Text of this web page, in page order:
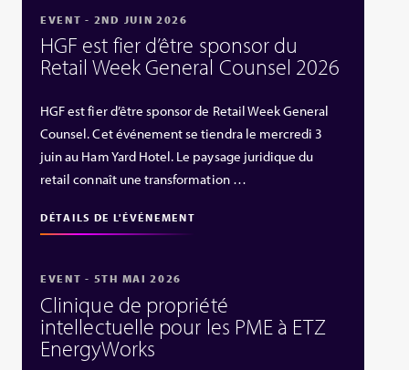
EVENT - 2ND JUIN 2026
HGF est fier d’être sponsor du
Retail Week General Counsel 2026
HGF est fier d’être sponsor de Retail Week General
Counsel. Cet événement se tiendra le mercredi 3
juin au Ham Yard Hotel. Le paysage juridique du
retail connaît une transformation …
DÉTAILS DE L'ÉVÉNEMENT
EVENT - 5TH MAI 2026
Clinique de propriété
intellectuelle pour les PME à ETZ
EnergyWorks